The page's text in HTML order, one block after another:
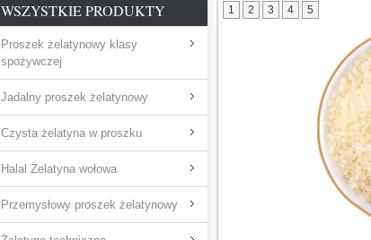
WSZYSTKIE PRODUKTY
Proszek żelatynowy klasy
spożywczej
Jadalny proszek żelatynowy
Czysta żelatyna w proszku
Halal Żelatyna wołowa
Przemysłowy proszek żelatynowy
1 2 3 4 5